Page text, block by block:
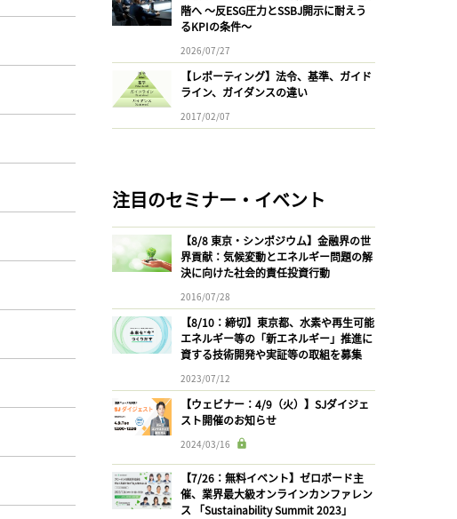
階へ 〜反ESG圧力とSSBJ開示に耐えう
るKPIの条件〜
2026/07/27
【レポーティング】法令、基準、ガイド
ライン、ガイダンスの違い
2017/02/07
注目のセミナー・イベント
【8/8 東京・シンポジウム】金融界の世
界貢献：気候変動とエネルギー問題の解
決に向けた社会的責任投資行動
2016/07/28
【8/10：締切】東京都、水素や再生可能
エネルギー等の「新エネルギー」推進に
資する技術開発や実証等の取組を募集
2023/07/12
【ウェビナー：4/9（火）】SJダイジェ
スト開催のお知らせ
2024/03/16
【7/26：無料イベント】ゼロボード主
催、業界最大級オンラインカンファレン
ス 「Sustainability Summit 2023」